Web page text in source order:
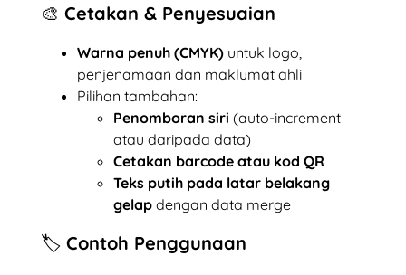
🎨 Cetakan & Penyesuaian
Warna penuh (CMYK) untuk logo,
penjenamaan dan maklumat ahli
Pilihan tambahan:
Penomboran siri (auto-increment
atau daripada data)
Cetakan barcode atau kod QR
Teks putih pada latar belakang
gelap dengan data merge
🏷️ Contoh Penggunaan